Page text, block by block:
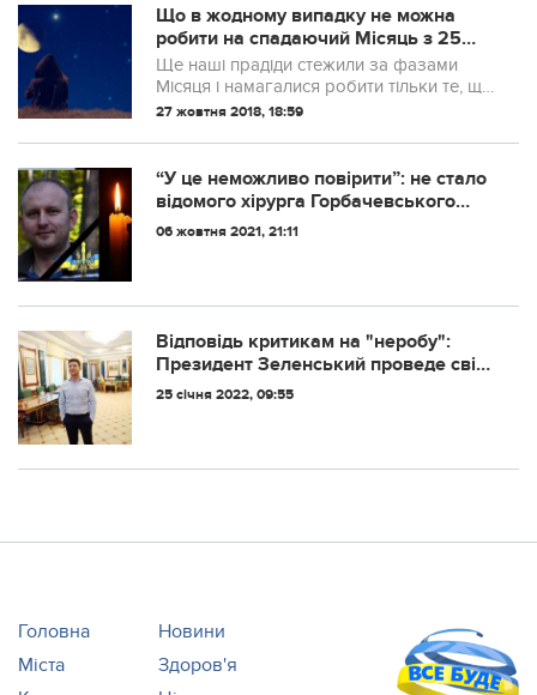
Що в жодному випадку не можна
робити на спадаючий Місяць з 25
жовтня по 6 листопада
Ще наші прадіди стежили за фазами
Місяця і намагалися робити тільки те, що
в цей період можна. А ось багато чого
Зараз період спадаючого Місяця, який ...
27 жовтня 2018, 18:59
“У це неможливо повірити”: не стало
відомого хірурга Горбачевського
Мирослава Бойчака
06 жовтня 2021, 21:11
Відповідь критикам на "неробу":
Президент Зеленський проведе свій
день народження на роботі, -
25 січня 2022, 09:55
Головна
Новини
Міста
Здоров'я